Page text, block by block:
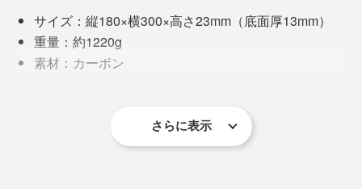
網だとくっつきやすい、焼きおにぎりやおもちも、感動
長持ちのコツは4つ。
3. シリコンなど柔らかい素材のトングなどを使う
4. 使用後は、冷めてから洗う
TVやSNSで取り上げられブレイク。カーボンの新しい
可能性が広がっています。
町工場発・最先端調理器具『Sumi』で、“炭焼きのごち
電気トースターは場所をとるし、すぐに汚れて手入れも
サイズ：縦180×横300×高さ23mm（底面厚13mm）
重量：約1220g
素材：カーボン
対応熱源：ガスコンロ、IH調理器、直火（炭火、オ
ーブン、電子レンジは不可）
さらに表示